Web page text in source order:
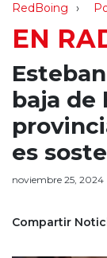
RedBoing
EN
baja de
es
noviembre 25, 2024
Compartir